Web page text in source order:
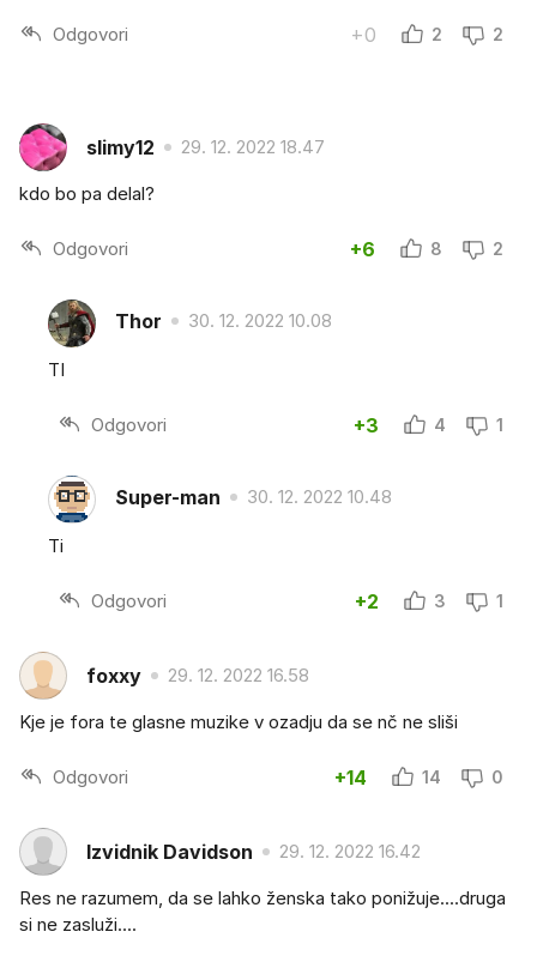
Odgovori +0 2 2
slimy12 29. 12. 2022 18.47
kdo bo pa delal?
Odgovori +6 8 2
Thor 30. 12. 2022 10.08
TI
Odgovori +3 4 1
Super-man 30. 12. 2022 10.48
Ti
Odgovori +2 3 1
foxxy 29. 12. 2022 16.58
Kje je fora te glasne muzike v ozadju da se nč ne sliši
Odgovori +14 14 0
Izvidnik Davidson 29. 12. 2022 16.42
Res ne razumem, da se lahko ženska tako ponižuje....druga
si ne zasluži....